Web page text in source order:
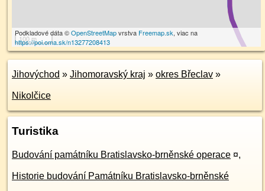
100 m
Podkladové dáta ©OpenStreetMapvrstva Freemap.sk, viac na
https://poi.oma.sk/n13277208413
Jihovýchod » Jihomoravský kraj » okres Břeclav »
Nikolčice
Turistika
Budování památníku Bratislavsko-brněnské operace ¤,
Historie budování Památníku Bratislavsko-brněnské